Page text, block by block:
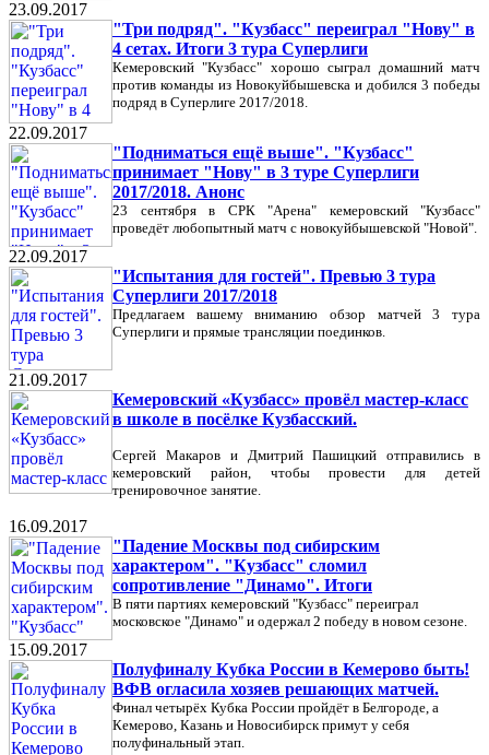
23.09.2017
"Три подряд". "Кузбасс" переиграл "Нову" в
4 сетах. Итоги 3 тура Суперлиги
Кемеровский "Кузбасс" хорошо сыграл домашний матч
против команды из Новокуйбышевска и добился 3 победы
подряд в Суперлиге 2017/2018.
22.09.2017
"Подниматься ещё выше". "Кузбасс"
принимает "Нову" в 3 туре Суперлиги
2017/2018. Анонс
23 сентября в СРК "Арена" кемеровский "Кузбасс"
проведёт любопытный матч с новокуйбышевской "Новой".
22.09.2017
"Испытания для гостей". Превью 3 тура
Суперлиги 2017/2018
Предлагаем вашему вниманию обзор матчей 3 тура
Суперлиги и прямые трансляции поединков.
21.09.2017
Кемеровский «Кузбасс» провёл мастер-класс
в школе в посёлке Кузбасский.
Сергей Макаров и Дмитрий Пашицкий отправились в
кемеровский район, чтобы провести для детей
тренировочное занятие.
16.09.2017
"Падение Москвы под сибирским
характером". "Кузбасс" сломил
сопротивление "Динамо". Итоги
В пяти партиях кемеровский "Кузбасс" переиграл
московское "Динамо" и одержал 2 победу в новом сезоне.
15.09.2017
Полуфиналу Кубка России в Кемерово быть!
ВФВ огласила хозяев решающих матчей.
Финал четырёх Кубка России пройдёт в Белгороде, а
Кемерово, Казань и Новосибирск примут у себя
полуфинальный этап.